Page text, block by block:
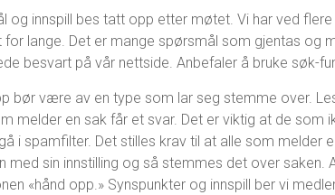
og innspill bes tatt opp etter møtet. Vi har ved
lange. Det er mange spørsmål som gjentas og
besvart på vår nettside. Anbefaler å bruke søk-
bør være av en type som lar seg stemme over.
melder en sak får et svar. Det er viktig at de som
i spamfilter. Det stilles krav til at alle som melder
med sin innstilling og så stemmes det over saken.
«hånd opp.» Synspunkter og innspill ber vi